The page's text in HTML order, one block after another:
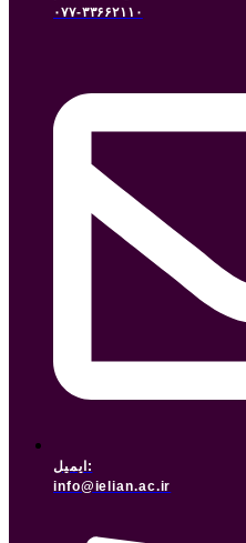
۰۷۷-۳۳۶۶۲۱۱۰
ایمیل:
info@ielian.ac.ir